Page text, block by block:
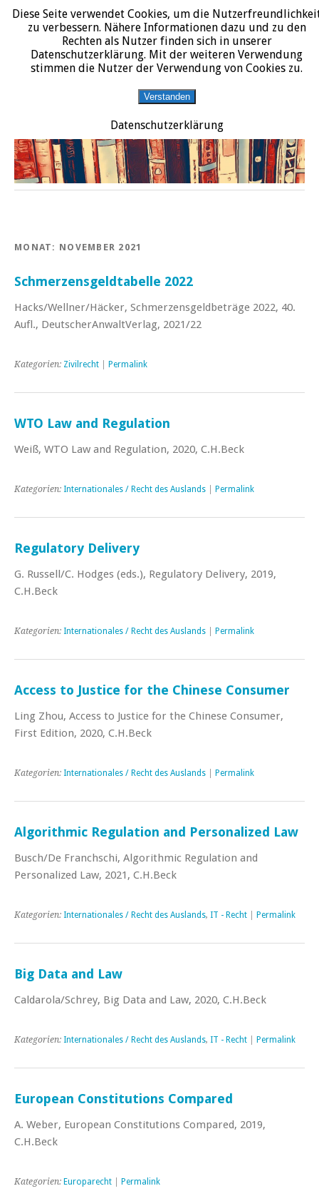
START DATENSCHUTZERKLÄRUNG IMPRESSUM ÜBER JURALIT
JURALIT
Rezensionen juristischer Literatur
MONAT: NOVEMBER 2021
Schmerzensgeldtabelle 2022
Hacks/Wellner/Häcker, Schmerzensgeldbeträge 2022, 40.
Aufl., DeutscherAnwaltVerlag, 2021/22
Kategorien: Zivilrecht Permalink
WTO Law and Regulation
Weiß, WTO Law and Regulation, 2020, C.H.Beck
Kategorien: Internationales / Recht des Auslands Permalink
Regulatory Delivery
G. Russell/C. Hodges (eds.), Regulatory Delivery, 2019,
C.H.Beck
Kategorien: Internationales / Recht des Auslands Permalink
Access to Justice for the Chinese Consumer
Ling Zhou, Access to Justice for the Chinese Consumer,
First Edition, 2020, C.H.Beck
Kategorien: Internationales / Recht des Auslands Permalink
Algorithmic Regulation and Personalized Law
Busch/De Franchschi, Algorithmic Regulation and
Personalized Law, 2021, C.H.Beck
Kategorien: Internationales / Recht des Auslands, IT - Recht Permalink
Big Data and Law
Caldarola/Schrey, Big Data and Law, 2020, C.H.Beck
Kategorien: Internationales / Recht des Auslands, IT - Recht Permalink
European Constitutions Compared
A. Weber, European Constitutions Compared, 2019,
C.H.Beck
Kategorien: Europarecht Permalink
Diese Seite verwendet Cookies, um die
zu verbessern. Nähere Informationen dazu und zu den
Rechten als Nutzer finden sich in unserer
Datenschutzerklärung. Mit der weiteren Verwendung
stimmen die Nutzer der Verwendung von Cookies zu.
Verstanden
Datenschutzerklärung